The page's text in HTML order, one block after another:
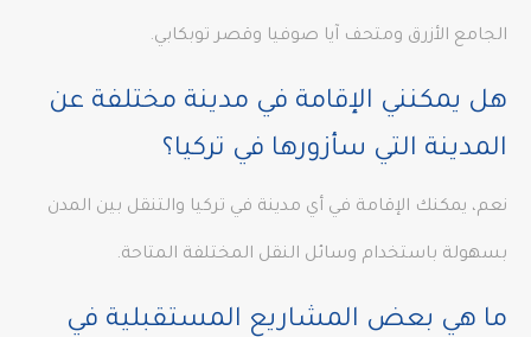
الجامع الأزرق ومتحف آيا صوفيا وقصر توبكابي.
هل يمكنني الإقامة في مدينة مختلفة عن
المدينة التي سأزورها في تركيا؟
نعم، يمكنك الإقامة في أي مدينة في تركيا والتنقل بين المدن
بسهولة باستخدام وسائل النقل المختلفة المتاحة.
ما هي بعض المشاريع المستقبلية في